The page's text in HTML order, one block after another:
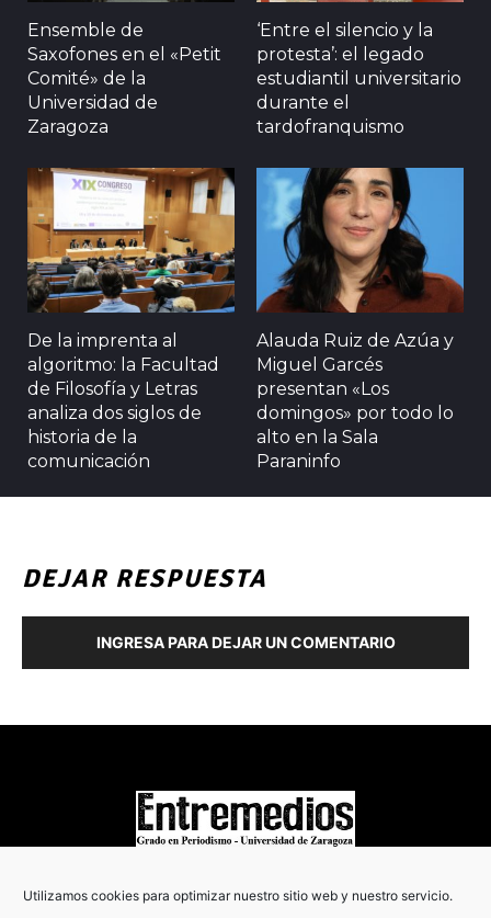
Utilizamos cookies para optimizar nuestro sitio web y nuestro servicio.
Ensemble de
Saxofones en el «Petit
Comité» de la
Universidad de
Zaragoza
‘Entre el silencio y la
protesta’: el legado
estudiantil universitario
durante el
tardofranquismo
De la imprenta al
algoritmo: la Facultad
de Filosofía y Letras
analiza dos siglos de
historia de la
comunicación
Alauda Ruiz de Azúa y
Miguel Garcés
presentan «Los
domingos» por todo lo
alto en la Sala
Paraninfo
DEJAR RESPUESTA
INGRESA PARA DEJAR UN COMENTARIO